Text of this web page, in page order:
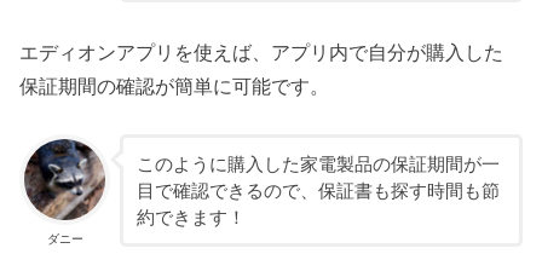
エディオンアプリを使えば、アプリ内で自分が購入した
保証期間の確認が簡単に可能です。
ダニー
このように購入した家電製品の保証期間が一
目で確認できるので、保証書も探す時間も節
約できます！